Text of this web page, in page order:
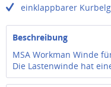
einklappbarer
Beschreibung
MSA Workman Winde
Die Lastenwinde hat